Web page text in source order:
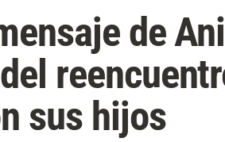
de
sus hijos